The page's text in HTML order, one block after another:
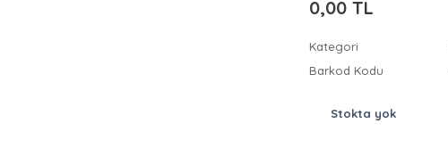
0,00 TL
Kategori
Barkod Kodu
Stokta yok